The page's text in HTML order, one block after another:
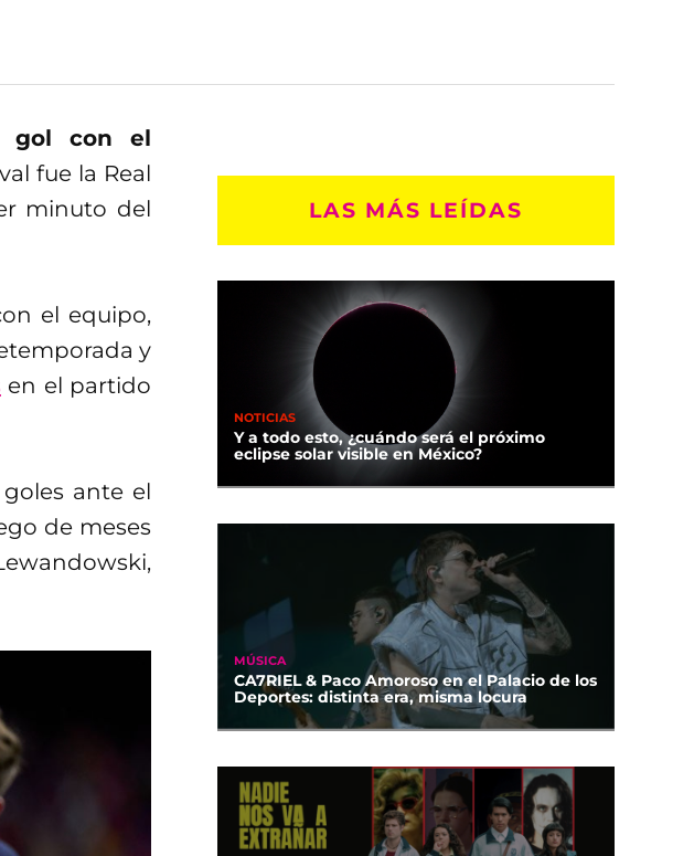
gol con el
fue la Real
minuto del
el equipo,
y
en el partido
ante el
de meses
LAS MÁS LEÍDAS
NOTICIAS
Y a todo esto, ¿cuándo será el próximo
eclipse solar visible en México?
MÚSICA
CA7RIEL & Paco Amoroso en el Palacio de los
Deportes: distinta era, misma locura